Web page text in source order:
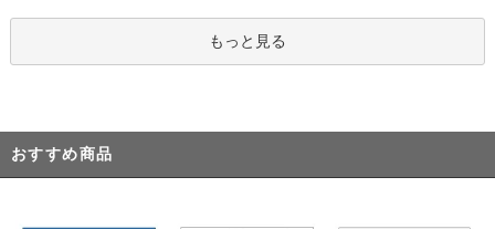
もっと見る
おすすめ商品